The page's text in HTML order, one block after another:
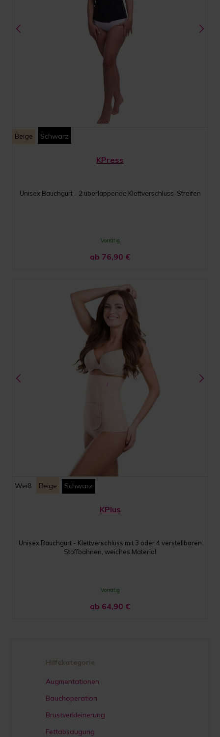
Beige Schwarz
KPress
Unisex Bauchgurt - 2 überlappende Klettverschluss-Streifen
Vorrätig
ab 76,90 €
Weiß Beige Schwarz
KPlus
Unisex Bauchgurt - Klettverschluss mit 3 oder 4 verstellbaren
Stoffbahnen, weiches Material
Vorrätig
ab 64,90 €
Hilfekategorie
Augmentationen
Bauchoperation
Brustverkleinerung
Fettabsaugung